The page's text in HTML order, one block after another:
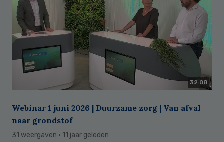
32:08
Webinar 1 juni 2026 | Duurzame zorg | Van afval
naar grondstof
31 weergaven · 11 jaar geleden